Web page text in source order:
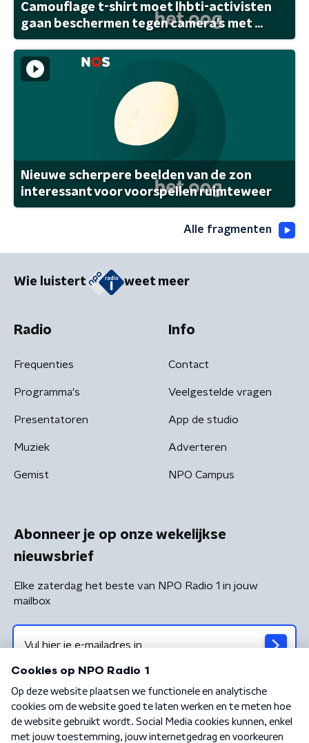
Camouflage t-shirt moet lhbti-activisten
gaan beschermen tegen camera's met ...
Nieuwe scherpere beelden van de zon
interessant voor voorspellen ruimteweer
Alle fragmenten
Wie luistert weet meer
Radio
Frequenties
Programma's
Presentatoren
Muziek
Gemist
Info
Contact
Veelgestelde vragen
App de studio
Adverteren
NPO Campus
Abonneer je op onze wekelijkse
nieuwsbrief
Elke zaterdag het beste van NPO Radio 1 in jouw
mailbox
Algemene voorwaarden